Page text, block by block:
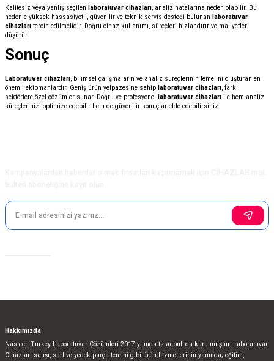
Kalitesiz veya yanlış seçilen laboratuvar cihazları, analiz hatalarına neden olabilir. Bu
nedenle yüksek hassasiyetli, güvenilir ve teknik servis desteği bulunan laboratuvar
cihazları tercih edilmelidir. Doğru cihaz kullanımı, süreçleri hızlandırır ve maliyetleri
düşürür.
Sonuç
Laboratuvar cihazları, bilimsel çalışmaların ve analiz süreçlerinin temelini oluşturan en
önemli ekipmanlardır. Geniş ürün yelpazesine sahip laboratuvar cihazları, farklı
sektörlere özel çözümler sunar. Doğru ve profesyonel laboratuvar cihazları ile hem analiz
süreçlerinizi optimize edebilir hem de güvenilir sonuçlar elde edebilirsiniz.
Hakkımızda
Nastech Turkey Laboratuvar Çözümleri 2017 yılında İstanbul’ da kurulmuştur. Laboratuvar
Cihazları satışı, sarf ve yedek parça temini gibi ürün hizmetlerinin yanında; eğitim,